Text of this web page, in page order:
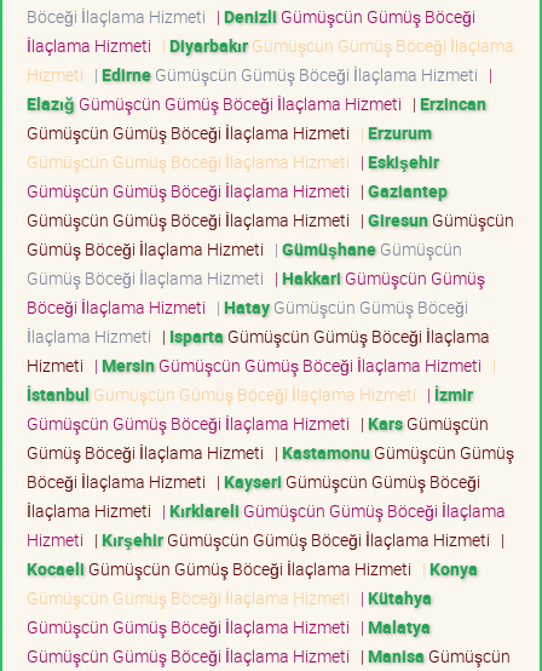
Böceği İlaçlama Hizmeti | Denizli Gümüşcün Gümüş Böceği
İlaçlama Hizmeti | DiyarbakırGümüşcün Gümüş Böceği İlaçlama
Hizmeti | EdirneGümüşcün Gümüş Böceği İlaçlama Hizmeti |
Elazığ Gümüşcün Gümüş Böceği İlaçlama Hizmeti | Erzincan
Gümüşcün Gümüş Böceği İlaçlama Hizmeti | Erzurum
Gümüşcün Gümüş Böceği İlaçlama Hizmeti | Eskişehir
Gümüşcün Gümüş Böceği İlaçlama Hizmeti | Gaziantep
Gümüşcün Gümüş Böceği İlaçlama Hizmeti | GiresunGümüşcün
Gümüş Böceği İlaçlama Hizmeti | GümüşhaneGümüşcün
Gümüş Böceği İlaçlama Hizmeti | Hakkari Gümüşcün Gümüş
Böceği İlaçlama Hizmeti | HatayGümüşcün Gümüş Böceği
İlaçlama Hizmeti | Isparta Gümüşcün Gümüş Böceği İlaçlama
Hizmeti | MersinGümüşcün Gümüş Böceği İlaçlama Hizmeti |
İstanbul Gümüşcün Gümüş Böceği İlaçlama Hizmeti | İzmir
Gümüşcün Gümüş Böceği İlaçlama Hizmeti | KarsGümüşcün
Gümüş Böceği İlaçlama Hizmeti | KastamonuGümüşcün Gümüş
Böceği İlaçlama Hizmeti | Kayseri Gümüşcün Gümüş Böceği
İlaçlama Hizmeti | Kırklareli Gümüşcün Gümüş Böceği İlaçlama
Hizmeti | KırşehirGümüşcün Gümüş Böceği İlaçlama Hizmeti |
Kocaeli Gümüşcün Gümüş Böceği İlaçlama Hizmeti | Konya
Gümüşcün Gümüş Böceği İlaçlama Hizmeti | Kütahya
Gümüşcün Gümüş Böceği İlaçlama Hizmeti | Malatya
Gümüşcün Gümüş Böceği İlaçlama Hizmeti | Manisa Gümüşcün